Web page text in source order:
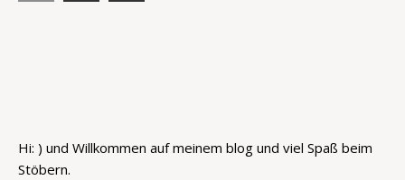
Hi: ) und Willkommen auf meinem blog und viel Spaß beim
Stöbern.